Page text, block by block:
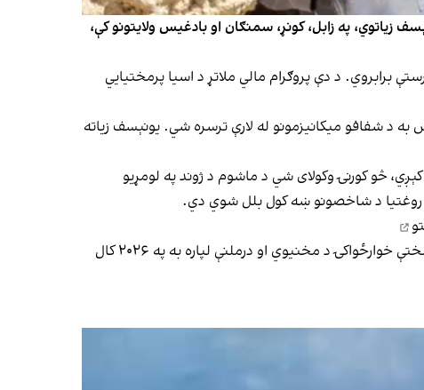
له پلوه تر ټولو مهم پړاو دی. یونېسف زیاتوي، په زابل، کونړ، سمنګان او بادغیس ولایتونو کې،
برابروي. د دې پروګرام مالي ملاتړ د اسیا پرمختیایي
د شفافو میکانیزمونو له لارې ترسره شي. یونېسف زیاته
څو کورنۍ وکولای شي د ماشوم د ژوند په لومړیو
روغتیا د شاخصونو ښه کول بلل شوي دي.
د ملګرو ملتونو د ماشومانو ملاتړ صندوق (یونېسف) تر دې مخکې په خپل وروستي راپور کې ویلي، چې په افغانستان کې د سختې خوارځواکۍ د مخنیوي او درملنې لپاره به په ۲۰۲۶ کال